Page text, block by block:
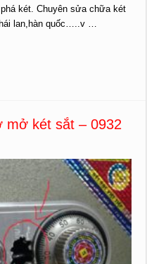
két. Chuyên sửa chữa két
lan,hàn quốc…..v …
mở két sắt – 0932